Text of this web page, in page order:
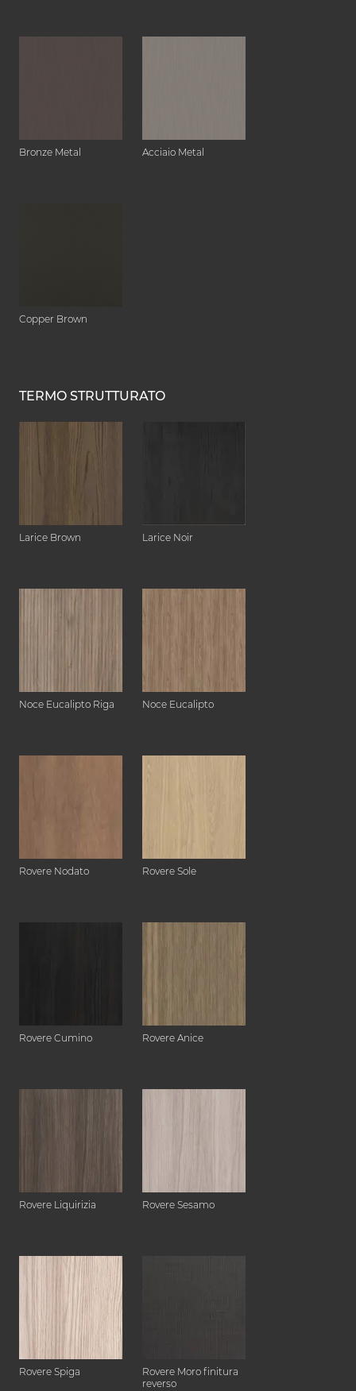
Bronze Metal Acciaio Metal
Copper Brown
TERMO STRUTTURATO
Larice Brown Larice Noir
Noce Eucalipto Riga Noce Eucalipto
Rovere Nodato Rovere Sole
Rovere Cumino Rovere Anice
Rovere Liquirizia Rovere Sesamo
Rovere Spiga
Rovere Moro finitura
reverso